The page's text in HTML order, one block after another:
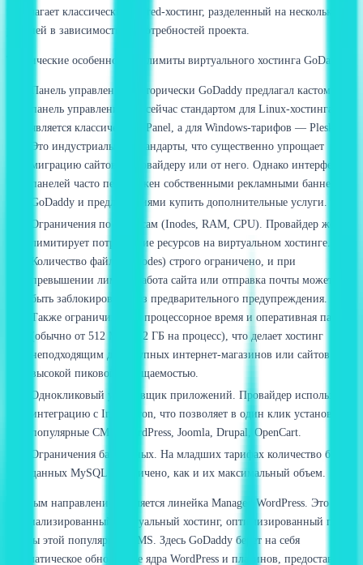
предлагает классический shared-хостинг, разделенный на несколько
уровней в зависимости от потребностей проекта.
Технические особенности и лимиты виртуального хостинга GoDaddy:
Панель управления. Исторически GoDaddy предлагал кастомную
панель управления, но сейчас стандартом для Linux-хостинга
является классическая cPanel, а для Windows-тарифов — Plesk.
Это индустриальные стандарты, что существенно упрощает
миграцию сайтов к провайдеру или от него. Однако интерфейс
панелей часто перегружен собственными рекламными баннерами
GoDaddy и предложениями купить дополнительные услуги.
Ограничения по ресурсам (Inodes, RAM, CPU). Провайдер жестко
лимитирует потребление ресурсов на виртуальном хостинге.
Количество файлов (inodes) строго ограничено, и при
превышении лимита работа сайта или отправка почты может
быть заблокирована без предварительного предупреждения.
Также ограничивается процессорное время и оперативная память
(обычно от 512 МБ до 2 ГБ на процесс), что делает хостинг
неподходящим для крупных интернет-магазинов или сайтов с
высокой пиковой посещаемостью.
Однокликовый установщик приложений. Провайдер использует
интеграцию с Installatron, что позволяет в один клик установить
популярные CMS: WordPress, Joomla, Drupal, OpenCart.
Ограничения баз данных. На младших тарифах количество баз
данных MySQL ограничено, как и их максимальный объем.
Важным направлением является линейка Managed WordPress. Это
специализированный виртуальный хостинг, оптимизированный под
нужды этой популярной CMS. Здесь GoDaddy берет на себя
автоматическое обновление ядра WordPress и плагинов, предоставляет